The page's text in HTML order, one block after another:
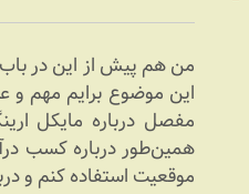
من هم پیش از این در
این موضوع برایم مهم و
مفصل درباره مایکل
همین‌طور درباره کسب
موقعیت استفاده کنم و